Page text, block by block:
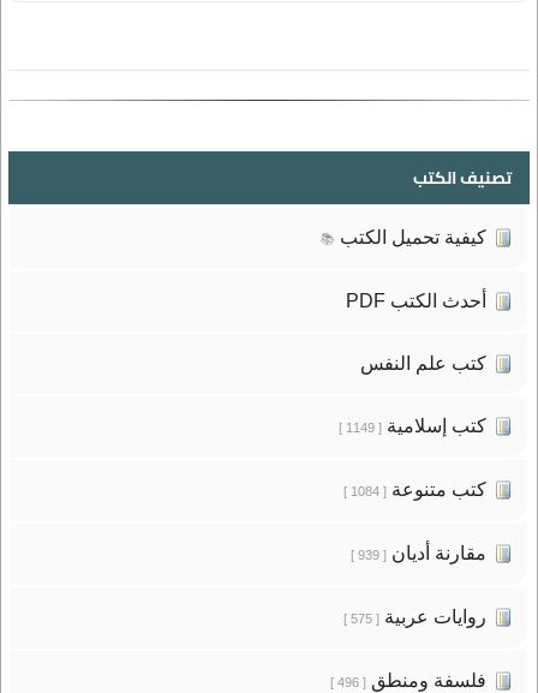
تصنيف الكتب
كيفية تحميل الكتب 📚
أحدث الكتب PDF
كتب علم النفس
كتب إسلامية[ 1149 ]
كتب متنوعة[ 1084 ]
مقارنة أديان[ 939 ]
روايات عربية[ 575 ]
فلسفة ومنطق[ 496 ]